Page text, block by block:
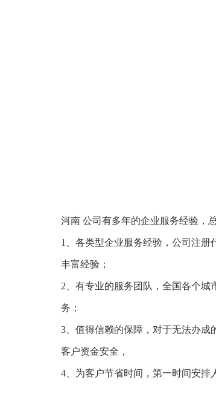
河南 公司有多年的企业服务经验，
1、各类型企业服务经验，公司注
丰富经验；
2、有专业的服务团队，全国各个城
务；
3、值得信赖的保障，对于无法办成
客户资金安全，
4、为客户节省时间，第一时间安排